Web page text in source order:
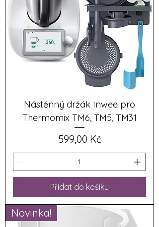
Nástěnný držák Inwee pro
Thermomix TM6, TM5, TM31
Cena
599,00 Kč
Přidat do košíku
Novinka!